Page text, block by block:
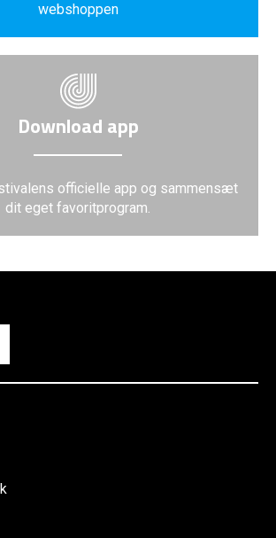
webshoppen
Download app
officielle app og sammensæt
dit eget favoritprogram.